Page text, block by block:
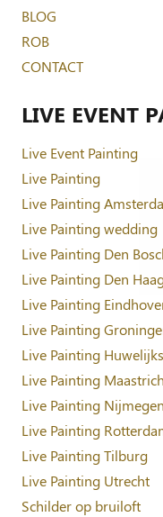
BLOG
ROB
CONTACT
LIVE EVENT
Live Event Painting
Live Painting
Live Painting
Live Painting wedding
Live Painting Den
Live Painting Den
Live Painting
Live Painting
Live Painting
Live Painting
Live Painting Nijmegen
Live Painting
Live Painting Tilburg
Live Painting Utrecht
Schilder op bruiloft